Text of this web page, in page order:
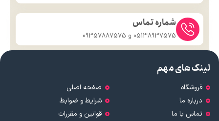
شماره تماس
05138937575 و 09357887575
لینک های مهم
فروشگاه
درباره ما
تماس با ما
صفحه اصلی
شرایط و ضوابط
قوانین و مقررات